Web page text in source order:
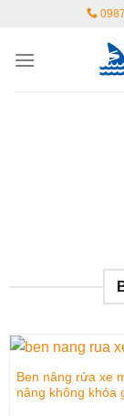
content
Ben nâng rửa xe
nâng không khóa